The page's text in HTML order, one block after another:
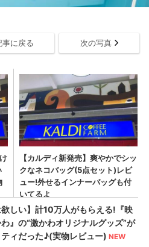
事に戻る 次の写真